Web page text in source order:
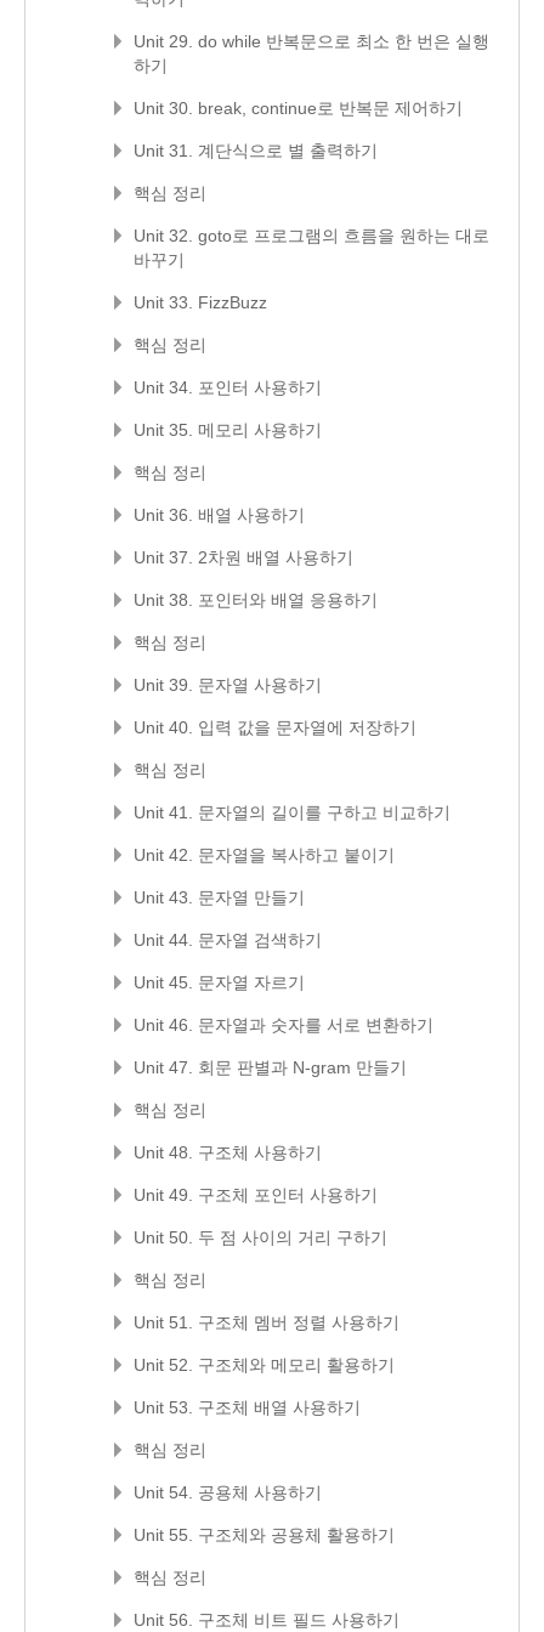
Unit 29. do while 반복문으로 최소 한 번은 실행
하기
Unit 30. break, continue로 반복문 제어하기
Unit 31. 계단식으로 별 출력하기
핵심 정리
Unit 32. goto로 프로그램의 흐름을 원하는 대로
바꾸기
Unit 33. FizzBuzz
핵심 정리
Unit 34. 포인터 사용하기
Unit 35. 메모리 사용하기
핵심 정리
Unit 36. 배열 사용하기
Unit 37. 2차원 배열 사용하기
Unit 38. 포인터와 배열 응용하기
핵심 정리
Unit 39. 문자열 사용하기
Unit 40. 입력 값을 문자열에 저장하기
핵심 정리
Unit 41. 문자열의 길이를 구하고 비교하기
Unit 42. 문자열을 복사하고 붙이기
Unit 43. 문자열 만들기
Unit 44. 문자열 검색하기
Unit 45. 문자열 자르기
Unit 46. 문자열과 숫자를 서로 변환하기
Unit 47. 회문 판별과 N-gram 만들기
핵심 정리
Unit 48. 구조체 사용하기
Unit 49. 구조체 포인터 사용하기
Unit 50. 두 점 사이의 거리 구하기
핵심 정리
Unit 51. 구조체 멤버 정렬 사용하기
Unit 52. 구조체와 메모리 활용하기
Unit 53. 구조체 배열 사용하기
핵심 정리
Unit 54. 공용체 사용하기
Unit 55. 구조체와 공용체 활용하기
핵심 정리
Unit 56. 구조체 비트 필드 사용하기